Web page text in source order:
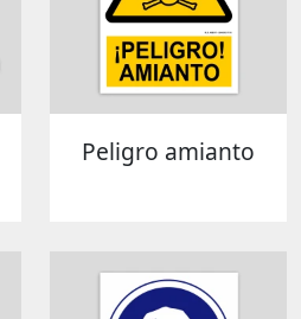
Peligro amianto